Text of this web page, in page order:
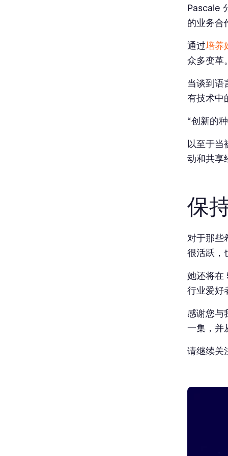
Pascale
的业务合
通过培养
众多变革
当谈到语
有技术中
“创新的
以至于当
动和共享
保
对于那些
很活跃，
她还将在
行业爱好
感谢您与
一集，并
请继续关